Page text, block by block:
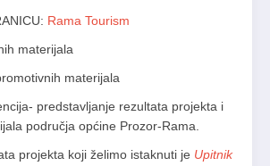
Rama Tourism
materijala
materijala
predstavljanje rezultata projekta i
područja općine Prozor-Rama.
projekta koji želimo istaknuti je Upitnik